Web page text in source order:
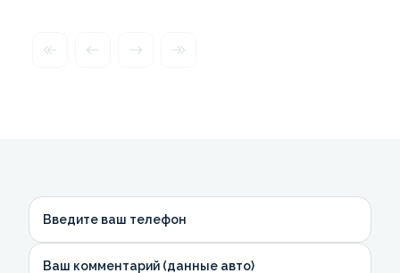
Введите ваш телефон
Ваш комментарий (данные авто)